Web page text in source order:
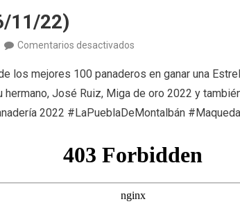
11/22)
Comentarios desactivados
BUEN
PAN
(16/11/22)
los mejores 100 panaderos en ganar una
hermano, José Ruiz, Miga de oro 2022 y
2022 #LaPueblaDeMontalbán